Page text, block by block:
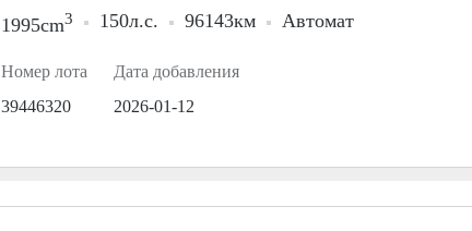
1995cm3 150л.с. 96143км Автомат
Номер лота
39446320
Дата добавления
2026-01-12